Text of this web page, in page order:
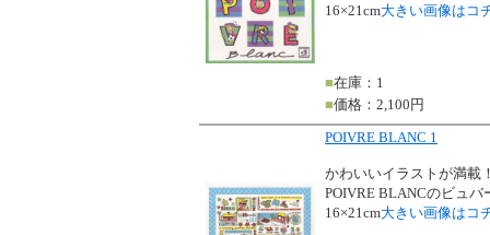
16×21cm大きい画像はコ
■在庫：1
■価格：2,100円
POIVRE BLANC 1
かわいいイラストが満載
POIVRE BLANCのビュ
16×21cm大きい画像はコ